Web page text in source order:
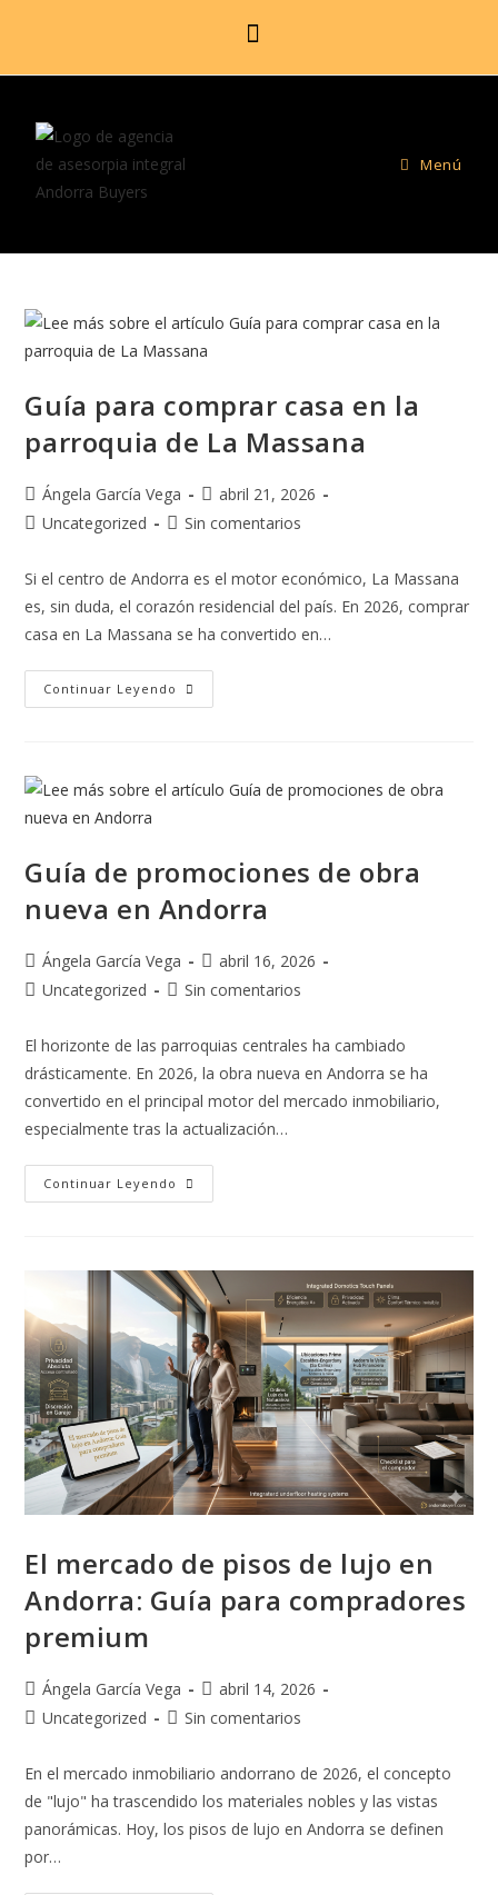
Menú
Guía para comprar casa en la
parroquia de La Massana
Ángela García Vega
abril 21, 2026
Uncategorized
Sin comentarios
Si el centro de Andorra es el motor económico, La Massana
es, sin duda, el corazón residencial del país. En 2026, comprar
casa en La Massana se ha convertido en…
Continuar Leyendo
Guía de promociones de obra
nueva en Andorra
Ángela García Vega
abril 16, 2026
Uncategorized
Sin comentarios
El horizonte de las parroquias centrales ha cambiado
drásticamente. En 2026, la obra nueva en Andorra se ha
convertido en el principal motor del mercado inmobiliario,
especialmente tras la actualización…
Continuar Leyendo
El mercado de pisos de lujo en
Andorra: Guía para compradores
premium
Ángela García Vega
abril 14, 2026
Uncategorized
Sin comentarios
En el mercado inmobiliario andorrano de 2026, el concepto
de "lujo" ha trascendido los materiales nobles y las vistas
panorámicas. Hoy, los pisos de lujo en Andorra se definen
por…